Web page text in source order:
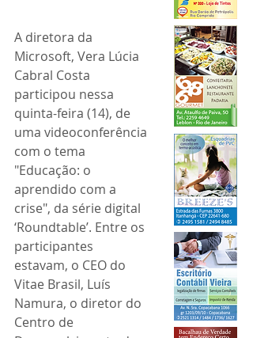
A diretora da
Microsoft, Vera Lúcia
Cabral Costa
participou nessa
quinta-feira (14), de
uma videoconferência
com o tema
"Educação: o
aprendido com a
crise", da série digital
‘Roundtable’. Entre os
participantes
estavam, o CEO do
Vitae Brasil, Luís
Namura, o diretor do
Centro de